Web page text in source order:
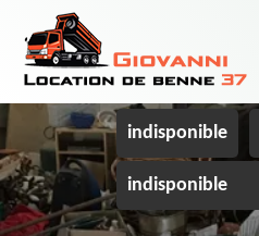
indisponible
indisponible